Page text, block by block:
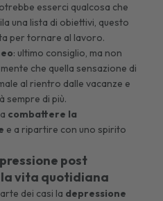
esserci qualcosa che
una lista di obiettivi, questo
per tornare al lavoro.
: ultimo consiglio, ma non
che quella sensazione di
al rientro dalle vacanze e
sempre di più.
combattere la
e a ripartire con uno spirito
post
vita quotidiana
dei casi la depressione